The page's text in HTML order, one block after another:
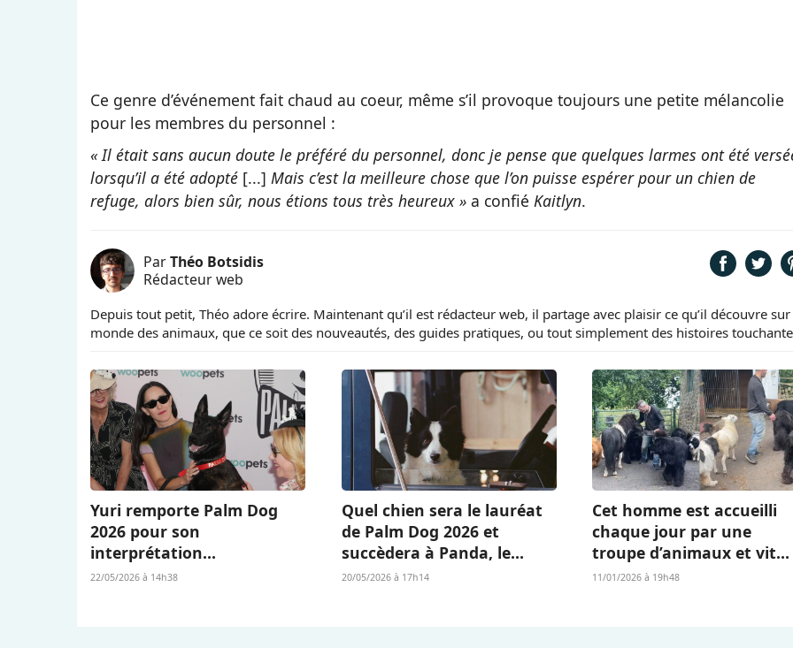
Ce genre d’événement fait chaud au coeur, même s’il provoque toujours une petite mélancolie
pour les membres du personnel :
« Il était sans aucun doute le préféré du personnel, donc je pense que quelques larmes ont été
lorsqu’il a été adopté [...] Mais c’est la meilleure chose que l’on puisse espérer pour un chien de
refuge, alors bien sûr, nous étions tous très heureux » a confié Kaitlyn.
ParThéo Botsidis
Rédacteur web
Depuis tout petit, Théo adore écrire. Maintenant qu’il est rédacteur web, il partage avec plaisir ce qu’il découvre
monde des animaux, que ce soit des nouveautés, des guides pratiques, ou tout simplement des histoires
Yuri remporte Palm Dog
2026 pour son
interprétation
bouleversante dans « La
22/05/2026 à 14h38
Quel chien sera le lauréat
de Palm Dog 2026 et
succèdera à Panda, le
Berger Islandais de «
20/05/2026 à 17h14
Cet homme est accueilli
chaque jour par une
troupe d’animaux et vit
l’existence dont
11/01/2026 à 19h48